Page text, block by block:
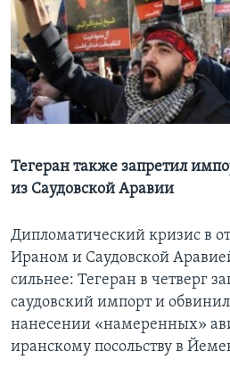
Learning English
СОЦИАЛЬНЫЕ СЕТИ
Языки
Тегеран также запретил
из Саудовской Аравии
Дипломатический кризис в
Ираном и Саудовской
сильнее: Тегеран в четверг
саудовский импорт и
нанесении «намеренных»
иранскому посольству в